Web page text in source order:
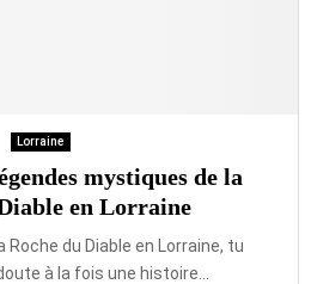
Lorraine
mystiques de la
en Lorraine
Roche du Diable en Lorraine, tu
à la fois une histoire...